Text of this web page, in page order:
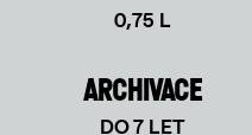
0,75 L
ARCHIVACE
DO 7 LET